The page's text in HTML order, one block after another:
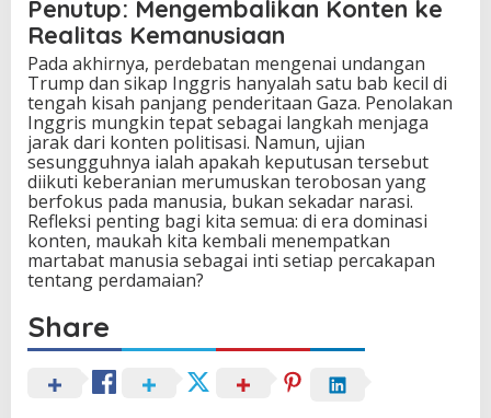
Penutup: Mengembalikan Konten ke
Realitas Kemanusiaan
Pada akhirnya, perdebatan mengenai undangan
Trump dan sikap Inggris hanyalah satu bab kecil di
tengah kisah panjang penderitaan Gaza. Penolakan
Inggris mungkin tepat sebagai langkah menjaga
jarak dari konten politisasi. Namun, ujian
sesungguhnya ialah apakah keputusan tersebut
diikuti keberanian merumuskan terobosan yang
berfokus pada manusia, bukan sekadar narasi.
Refleksi penting bagi kita semua: di era dominasi
konten, maukah kita kembali menempatkan
martabat manusia sebagai inti setiap percakapan
tentang perdamaian?
Share